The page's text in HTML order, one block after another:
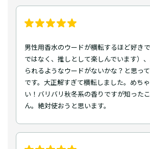
男性用香水のウードが横転するほど好き
ではなく、推しとして楽しんでいます）
られるようなウードがないかな？と思っ
です。大正解すぎて横転しました。めち
い！バリバリ秋冬系の香りですが知った
ん。絶対使おうと思います。